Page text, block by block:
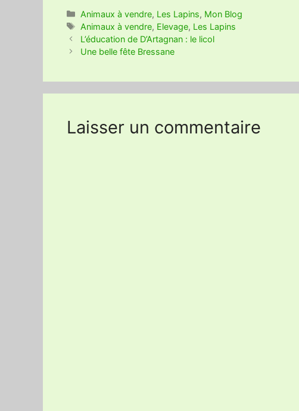
Catégories
Animaux à vendre, Les Lapins, Mon Blog
Étiquettes
Animaux à vendre, Elevage, Les Lapins
L’éducation de D’Artagnan : le licol
Une belle fête Bressane
Laisser un commentaire